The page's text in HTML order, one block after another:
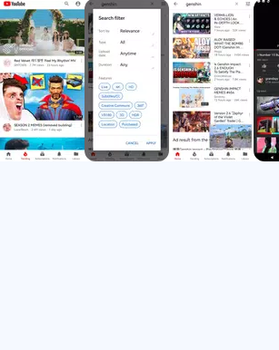
والمقاطع الترويجية عند دعم الفيديو
والصوت من داخل مشغل الفيديو
مع مقاطعات أقل